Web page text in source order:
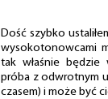
Dość szybko
wysokotonowcami
tak właśnie będzie
próba z odwrotnym
czasem) i może być